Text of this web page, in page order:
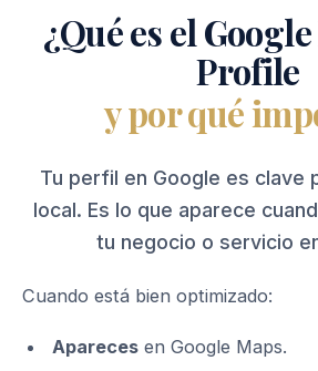
¿Qué es el
Profile
y por qué
Tu perfil en Google es clave
local. Es lo que aparece
tu negocio o servicio
Cuando está bien optimizado:
Apareces en Google Maps.